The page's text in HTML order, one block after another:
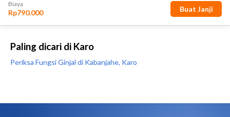
Paling dicari di Karo
Periksa Fungsi Ginjal di Kabanjahe, Karo